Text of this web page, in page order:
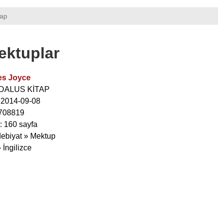
Joyce
KİTAP
09-08
160 sayfa
» Mektup
İngilizce